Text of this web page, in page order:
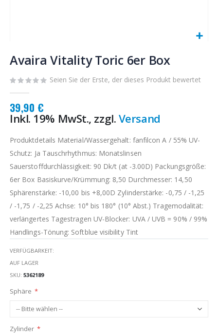
Anfang
der
Bildgalerie
Avaira Vitality Toric 6er Box
Seien Sie der Erste, der dieses Produkt bewertet
39,90 €
Inkl. 19% MwSt., zzgl.Versand
Produktdetails Material/Wassergehalt: fanfilcon A / 55% UV-
Schutz: Ja Tauschrhythmus: Monatslinsen
Sauerstoffdurchlässigkeit: 90 Dk/t (at -3.00D) Packungsgröße:
6er Box Basiskurve/Krümmung: 8,50 Durchmesser: 14,50
Sphärenstärke: -10,00 bis +8,00D Zylinderstärke: -0,75 / -1,25
/ -1,75 / -2,25 Achse: 10° bis 180° (10° Abst.) Tragemodalität:
verlängertes Tagestragen UV-Blocker: UVA / UVB = 90% / 99%
Handlings-Tönung: Softblue visibility Tint
VERFÜGBARKEIT:
AUF LAGER
SKU 5362189
Sphäre
Zylinder